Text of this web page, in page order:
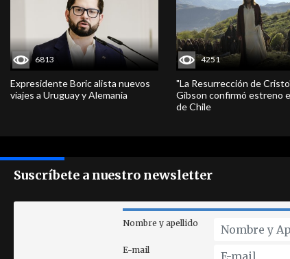
6813
Expresidente Boric alista nuevos
viajes a Uruguay y Alemania
4251
"La Resurrección de
Gibson confirmó estreno
de Chile
Suscríbete a nuestro newsletter
Nombre y apellido
E-mail